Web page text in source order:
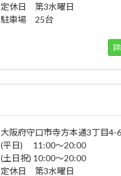
定休日 第3水曜日
駐車場 25台
大阪府守口市寺方本通3丁目4-6
(平日) 11:00～20:00
(土日祝) 10:00～20:00
定休日 第3水曜日